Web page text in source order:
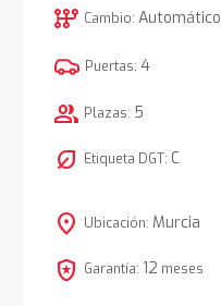
auto_transmission Cambio: Automático
Puertas: 4
group Plazas: 5
nest_eco_leaf Etiqueta DGT: C
location_on Ubicación: Murcia
local_police Garantía: 12 meses